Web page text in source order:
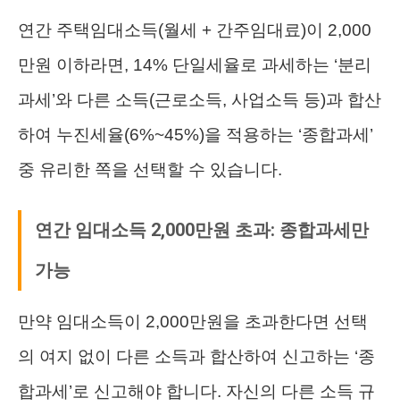
연간 주택임대소득(월세 + 간주임대료)이 2,000
만원 이하라면, 14% 단일세율로 과세하는 ‘분리
과세’와 다른 소득(근로소득, 사업소득 등)과 합산
하여 누진세율(6%~45%)을 적용하는 ‘종합과세’
중 유리한 쪽을 선택할 수 있습니다.
연간 임대소득 2,000만원 초과: 종합과세만
가능
만약 임대소득이 2,000만원을 초과한다면 선택
의 여지 없이 다른 소득과 합산하여 신고하는 ‘종
합과세’로 신고해야 합니다. 자신의 다른 소득 규